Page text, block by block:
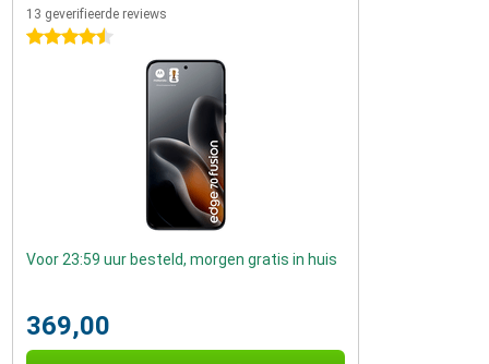
13 geverifieerde reviews
4.5 sterren
Voor 23:59 uur besteld, morgen gratis in huis
369,00